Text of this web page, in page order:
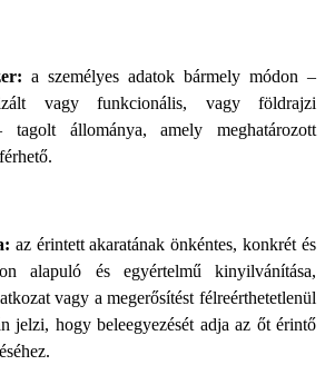
a személyes adatok bármely módon –
vagy funkcionális, vagy földrajzi
tagolt állománya, amely meghatározott
az érintett akaratának önkéntes, konkrét és
alapuló és egyértelmű kinyilvánítása,
vagy a megerősítést félreérthetetlenül
jelzi, hogy beleegyezését adja az őt érintő